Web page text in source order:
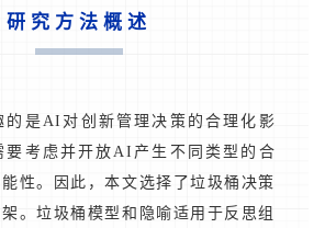
研究方法概述
的是AI对创新管理决策的合理化影
要考虑并开放AI产生不同类型的合
性。因此，本文选择了垃圾桶决策
。垃圾桶模型和隐喻适用于反思组